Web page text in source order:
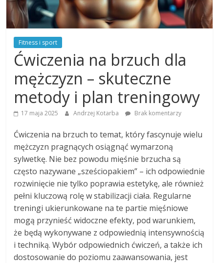
Fitness i sport
Ćwiczenia na brzuch dla
mężczyzn – skuteczne
metody i plan treningowy
17 maja 2025 Andrzej Kotarba Brak komentarzy
Ćwiczenia na brzuch to temat, który fascynuje wielu
mężczyzn pragnących osiągnąć wymarzoną
sylwetkę. Nie bez powodu mięśnie brzucha są
często nazywane „sześciopakiem” – ich odpowiednie
rozwinięcie nie tylko poprawia estetykę, ale również
pełni kluczową rolę w stabilizacji ciała. Regularne
treningi ukierunkowane na te partie mięśniowe
mogą przynieść widoczne efekty, pod warunkiem,
że będą wykonywane z odpowiednią intensywnością
i techniką. Wybór odpowiednich ćwiczeń, a także ich
dostosowanie do poziomu zaawansowania, jest